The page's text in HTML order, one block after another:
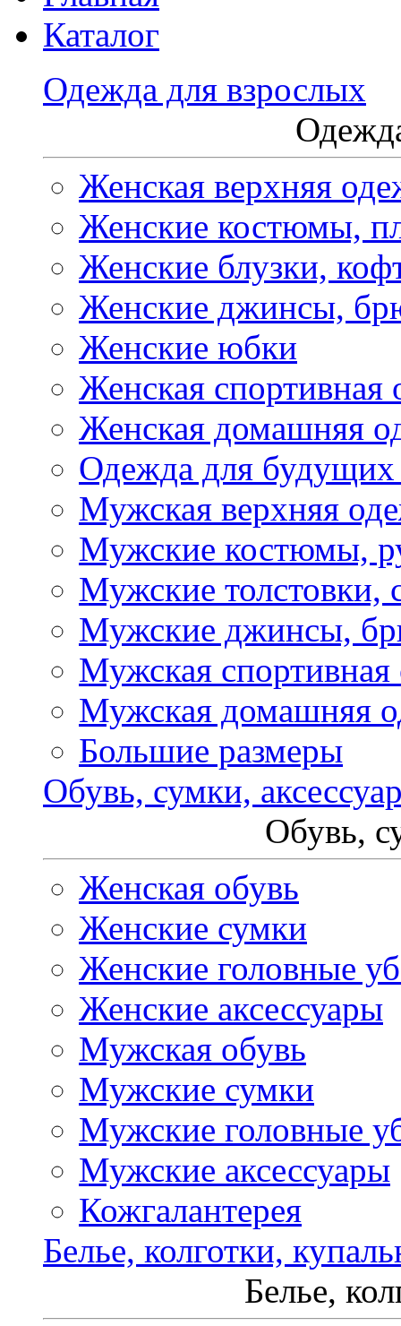
Каталог
Одежда для взрослых
Женская верхняя
Женские костюмы,
Женские блузки,
Женские джинсы,
Женские юбки
Женская спортивная
Женская домашняя
Одежда для
Мужская верхняя
Мужские костюмы,
Мужские толстовки,
Мужские джинсы,
Мужская спортивная
Мужская домашняя
Большие размеры
Обувь, сумки,
Обувь,
Женская обувь
Женские сумки
Женские головные
Женские аксессуары
Мужская обувь
Мужские сумки
Мужские головные
Мужские аксессуары
Кожгалантерея
Белье, колготки,
Белье,